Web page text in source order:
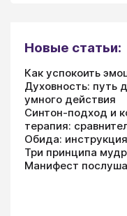
Новые статьи:
Как успокоить
Духовность: путь
умного действия
Синтон-подход и
терапия:
Обида:
Три принципа
Манифест